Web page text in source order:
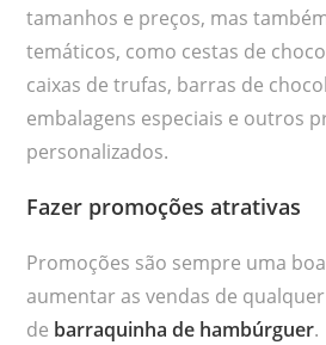
tamanhos e preços, mas
temáticos, como cestas de
caixas de trufas, barras de
embalagens especiais e outros
personalizados.
Fazer promoções atrativas
Promoções são sempre uma
aumentar as vendas de
de barraquinha de hambúrguer.